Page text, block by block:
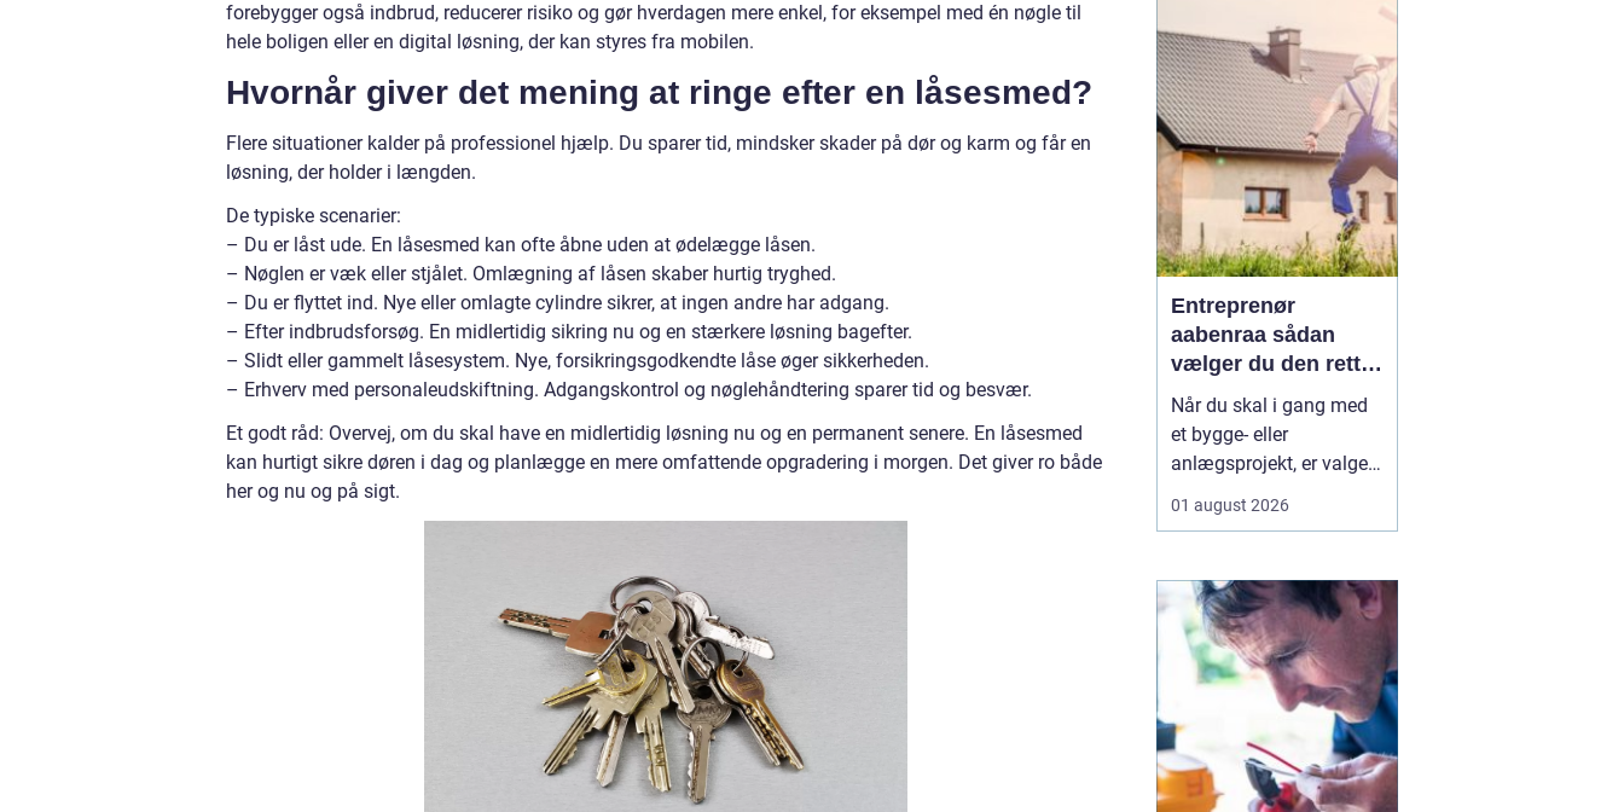
forebygger også indbrud, reducerer risiko og gør hverdagen mere enkel, for eksempel med én nøgle til
hele boligen eller en digital løsning, der kan styres fra mobilen.
Hvornår giver det mening at ringe efter en låsesmed?
Flere situationer kalder på professionel hjælp. Du sparer tid, mindsker skader på dør og karm og får en
løsning, der holder i længden.
De typiske scenarier:
– Du er låst ude. En låsesmed kan ofte åbne uden at ødelægge låsen.
– Nøglen er væk eller stjålet. Omlægning af låsen skaber hurtig tryghed.
– Du er flyttet ind. Nye eller omlagte cylindre sikrer, at ingen andre har adgang.
– Efter indbrudsforsøg. En midlertidig sikring nu og en stærkere løsning bagefter.
– Slidt eller gammelt låsesystem. Nye, forsikringsgodkendte låse øger sikkerheden.
– Erhverv med personaleudskiftning. Adgangskontrol og nøglehåndtering sparer tid og besvær.
Et godt råd: Overvej, om du skal have en midlertidig løsning nu og en permanent senere. En låsesmed
kan hurtigt sikre døren i dag og planlægge en mere omfattende opgradering i morgen. Det giver ro både
her og nu og på sigt.
spørgsmålet: Skal vi selv
i gang med penslen, eller
skal vi få professionel
hjælp? Særligt i Rønne,
h...
Entreprenør
aabenraa sådan
vælger du den rette
til dit projekt
Når du skal i gang med
et bygge- eller
anlægsprojekt, er valget
vigtigste beslutninger. En
spare dig både tid, penge
og bekymringer, mens et
dårligt valg let ender i
forsinkelser,
ekstraregninger og
ueni...
01 august 2026